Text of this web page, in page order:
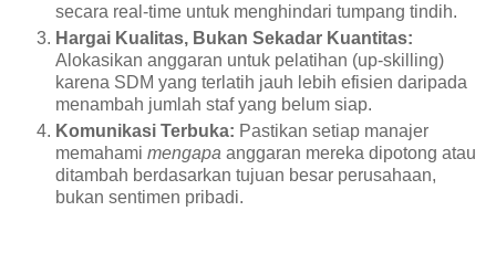
secara real-time untuk menghindari tumpang tindih.
Hargai Kualitas, Bukan Sekadar Kuantitas:
Alokasikan anggaran untuk pelatihan (up-skilling)
karena SDM yang terlatih jauh lebih efisien daripada
menambah jumlah staf yang belum siap.
Komunikasi Terbuka: Pastikan setiap manajer
memahami mengapa anggaran mereka dipotong atau
ditambah berdasarkan tujuan besar perusahaan,
bukan sentimen pribadi.